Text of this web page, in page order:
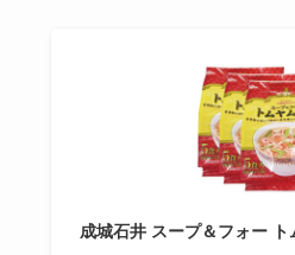
成城石井 スープ＆フォー